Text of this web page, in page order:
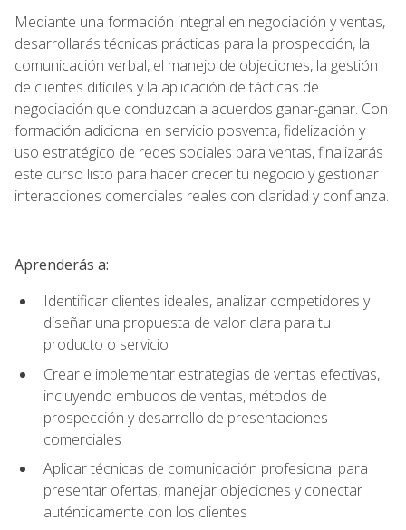
Mediante una formación integral en negociación y ventas,
desarrollarás técnicas prácticas para la prospección, la
comunicación verbal, el manejo de objeciones, la gestión
de clientes difíciles y la aplicación de tácticas de
negociación que conduzcan a acuerdos ganar-ganar. Con
formación adicional en servicio posventa, fidelización y
uso estratégico de redes sociales para ventas, finalizarás
este curso listo para hacer crecer tu negocio y gestionar
interacciones comerciales reales con claridad y confianza.
Aprenderás a:
Identificar clientes ideales, analizar competidores y
diseñar una propuesta de valor clara para tu
producto o servicio
Crear e implementar estrategias de ventas efectivas,
incluyendo embudos de ventas, métodos de
prospección y desarrollo de presentaciones
comerciales
Aplicar técnicas de comunicación profesional para
presentar ofertas, manejar objeciones y conectar
auténticamente con los clientes